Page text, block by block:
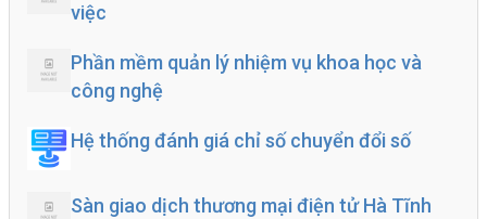
việc
Phần mềm quản lý nhiệm vụ khoa học và
công nghệ
Hệ thống đánh giá chỉ số chuyển đổi số
Sàn giao dịch thương mại điện tử Hà Tĩnh